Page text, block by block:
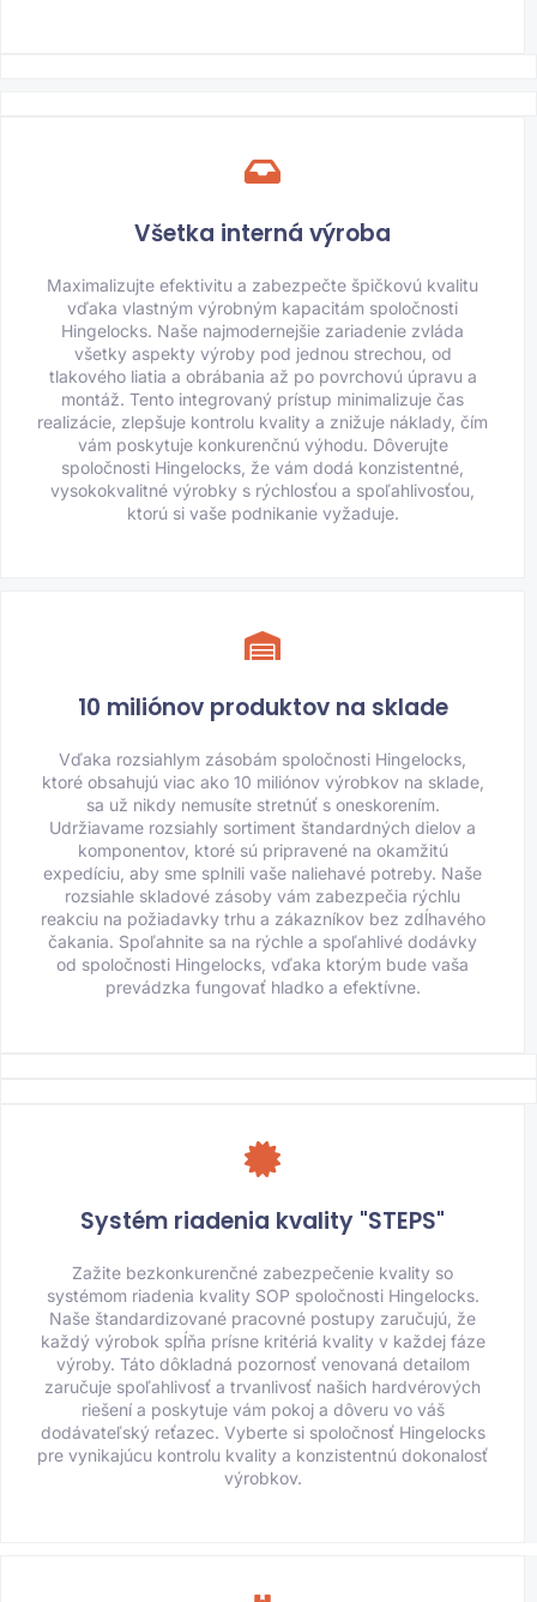
Všetka interná výroba
Maximalizujte efektivitu a zabezpečte špičkovú kvalitu
vďaka vlastným výrobným kapacitám spoločnosti
Hingelocks. Naše najmodernejšie zariadenie zvláda
všetky aspekty výroby pod jednou strechou, od
tlakového liatia a obrábania až po povrchovú úpravu a
montáž. Tento integrovaný prístup minimalizuje čas
realizácie, zlepšuje kontrolu kvality a znižuje náklady, čím
vám poskytuje konkurenčnú výhodu. Dôverujte
spoločnosti Hingelocks, že vám dodá konzistentné,
vysokokvalitné výrobky s rýchlosťou a spoľahlivosťou,
ktorú si vaše podnikanie vyžaduje.
10 miliónov produktov na sklade
Vďaka rozsiahlym zásobám spoločnosti Hingelocks,
ktoré obsahujú viac ako 10 miliónov výrobkov na sklade,
sa už nikdy nemusíte stretnúť s oneskorením.
Udržiavame rozsiahly sortiment štandardných dielov a
komponentov, ktoré sú pripravené na okamžitú
expedíciu, aby sme splnili vaše naliehavé potreby. Naše
rozsiahle skladové zásoby vám zabezpečia rýchlu
reakciu na požiadavky trhu a zákazníkov bez zdĺhavého
čakania. Spoľahnite sa na rýchle a spoľahlivé dodávky
od spoločnosti Hingelocks, vďaka ktorým bude vaša
prevádzka fungovať hladko a efektívne.
Systém riadenia kvality "STEPS"
Zažite bezkonkurenčné zabezpečenie kvality so
systémom riadenia kvality SOP spoločnosti Hingelocks.
Naše štandardizované pracovné postupy zaručujú, že
každý výrobok spĺňa prísne kritériá kvality v každej fáze
výroby. Táto dôkladná pozornosť venovaná detailom
zaručuje spoľahlivosť a trvanlivosť našich hardvérových
riešení a poskytuje vám pokoj a dôveru vo váš
dodávateľský reťazec. Vyberte si spoločnosť Hingelocks
pre vynikajúcu kontrolu kvality a konzistentnú dokonalosť
výrobkov.